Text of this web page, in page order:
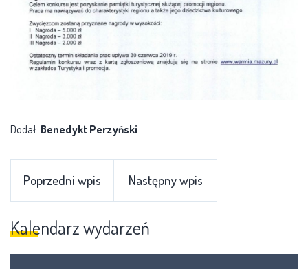
Dodał: Benedykt Perzyński
Poprzedni wpis Następny wpis
Kalendarz wydarzeń